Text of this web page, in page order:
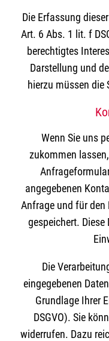
Die Erfassung
Art. 6 Abs. 1 lit. f
berechtigtes
Darstellung und
hierzu müssen die
Wenn Sie uns
zukommen
angegebenen
Anfrage und für
gespeichert.
Die
eingegebenen
Grundlage Ihrer
DSGVO). Sie
widerrufen. Dazu